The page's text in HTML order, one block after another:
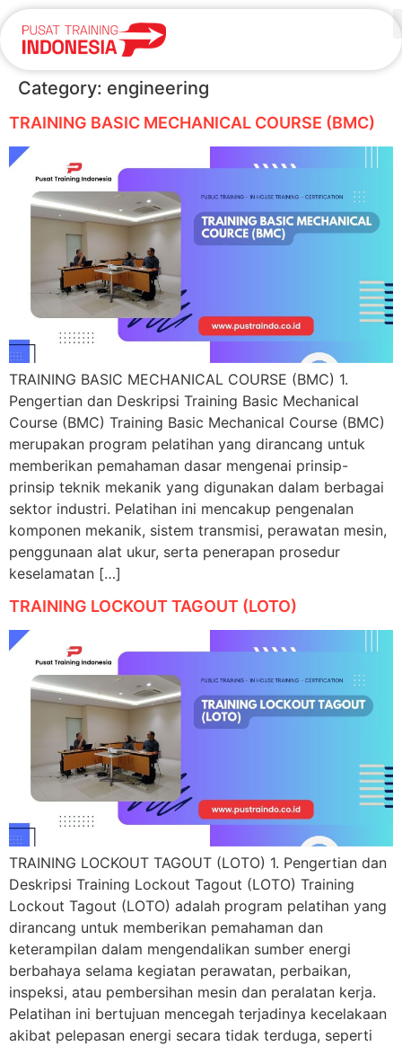
Category: engineering
TRAINING BASIC MECHANICAL COURSE (BMC)
TRAINING BASIC MECHANICAL COURSE (BMC) 1.
Pengertian dan Deskripsi Training Basic Mechanical
Course (BMC) Training Basic Mechanical Course (BMC)
merupakan program pelatihan yang dirancang untuk
memberikan pemahaman dasar mengenai prinsip-
prinsip teknik mekanik yang digunakan dalam berbagai
sektor industri. Pelatihan ini mencakup pengenalan
komponen mekanik, sistem transmisi, perawatan mesin,
penggunaan alat ukur, serta penerapan prosedur
keselamatan […]
TRAINING LOCKOUT TAGOUT (LOTO)
TRAINING LOCKOUT TAGOUT (LOTO) 1. Pengertian dan
Deskripsi Training Lockout Tagout (LOTO) Training
Lockout Tagout (LOTO) adalah program pelatihan yang
dirancang untuk memberikan pemahaman dan
keterampilan dalam mengendalikan sumber energi
berbahaya selama kegiatan perawatan, perbaikan,
inspeksi, atau pembersihan mesin dan peralatan kerja.
Pelatihan ini bertujuan mencegah terjadinya kecelakaan
akibat pelepasan energi secara tidak terduga, seperti